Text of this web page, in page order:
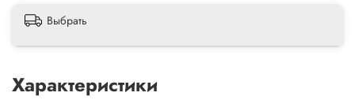
Выбрать
Характеристики